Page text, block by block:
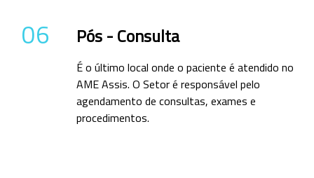
06 Pós - Consulta
É o último local onde o paciente é atendido no
AME Assis. O Setor é responsável pelo
agendamento de consultas, exames e
procedimentos.